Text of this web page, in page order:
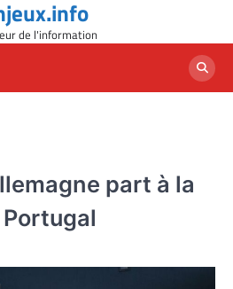
de l'information
part à la